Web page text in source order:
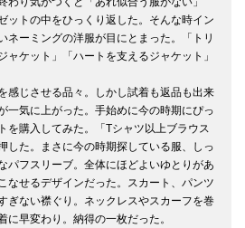
ットの中をひっくり返した。そんな時イン
ネーミングの洋服が目にとまった。「トリ
ャケット」「ハートを支えるジャケット」
感じさせる品々。しかし試着も返品も出来
一気に上がった。手始めに今の時期にぴっ
を購入してみた。「Tシャツ以上ブラウス
した。まさに今の時期探している服、しっ
パフスリーブ。全体にほどよいゆとりがあ
なせるデザインだった。スカート、パンツ
ぎない襟ぐり。ネックレスやスカーフを巻
に早変わり。納得の一枚だった。